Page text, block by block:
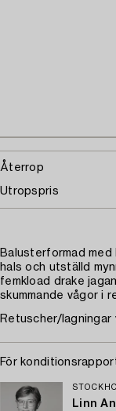
Återrop
Utropspris
Balusterformad
hals och utställd
femkload drake
skummande vågor i
Retuscher/lagningar
För
Linn